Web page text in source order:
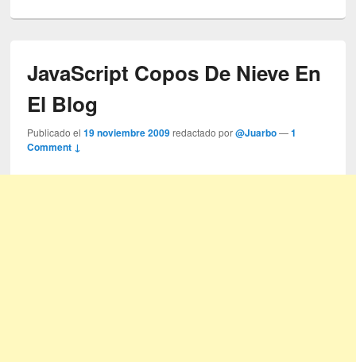
JavaScript Copos De Nieve En
El Blog
Publicado el19 noviembre 2009 redactado por@Juarbo —1
Comment ↓